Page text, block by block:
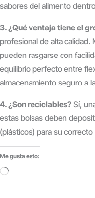
sabores del alimento
3. ¿Qué ventaja tiene el
profesional de alta calidad.
pueden rasgarse con
equilibrio perfecto entre
almacenamiento seguro a
4. ¿Son reciclables? Sí,
estas bolsas deben
(plásticos) para su
Me gusta esto:
Cargando...